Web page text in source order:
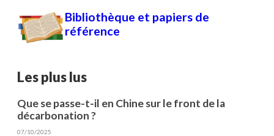
Bibliothèque et papiers de
référence
Les plus lus
Que se passe-t-il en Chine sur le front de la
décarbonation ?
07/10/2025